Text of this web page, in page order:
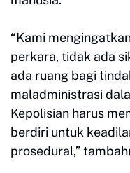
“Kami
perkara, tidak ada
ada ruang bagi
maladministrasi
Kepolisian harus
berdiri untuk
prosedural,”